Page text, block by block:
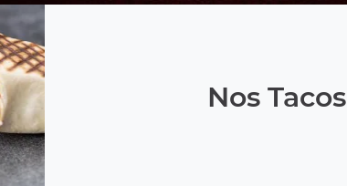
Nos Tacos